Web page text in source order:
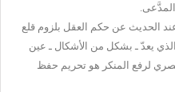
الحديث عن حكم العقل بلزوم قلع
يعدّ ـ بشكل من الأشكال ـ عين
لرفع المنكر هو تحريم حفظ